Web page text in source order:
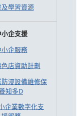
及學習資源
小企支援
小企服務
店資助計劃
浸設備維修保
知多D
企業數字化支